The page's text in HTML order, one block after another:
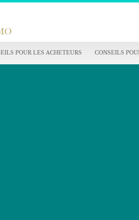
POUR LES ACHETEURS CONSEILS